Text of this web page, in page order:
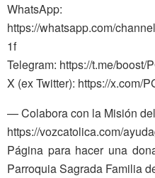
WhatsApp:
https://whatsapp.com/
1f
Telegram: https://t.me/boost/
X (ex Twitter): https://x.com/
— Colabora con la Misión
https://vozcatolica.com/
Página para hacer una
Parroquia Sagrada Familia